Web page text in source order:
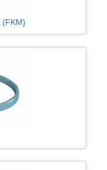
(FKM)